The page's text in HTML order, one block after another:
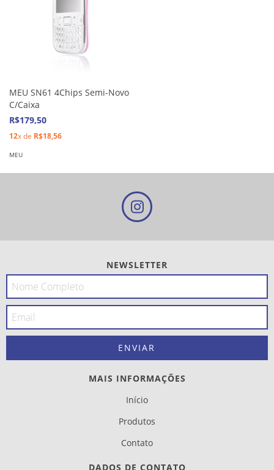
MEU SN61 4Chips Semi-Novo
C/Caixa
R$179,50
12x de R$18,56
MEU
NEWSLETTER
MAIS INFORMAÇÕES
Início
Produtos
Contato
DADOS DE CONTATO